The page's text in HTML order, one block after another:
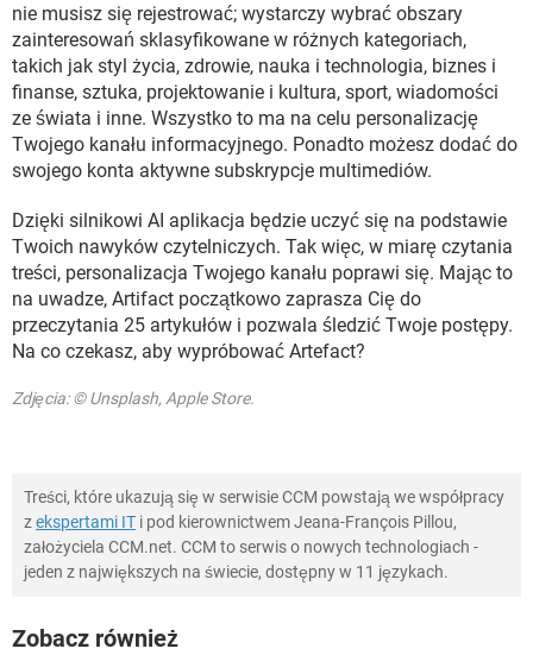
nie musisz się rejestrować; wystarczy wybrać obszary
zainteresowań sklasyfikowane w różnych kategoriach,
takich jak styl życia, zdrowie, nauka i technologia, biznes i
finanse, sztuka, projektowanie i kultura, sport, wiadomości
ze świata i inne. Wszystko to ma na celu personalizację
Twojego kanału informacyjnego. Ponadto możesz dodać do
swojego konta aktywne subskrypcje multimediów.
Dzięki silnikowi AI aplikacja będzie uczyć się na podstawie
Twoich nawyków czytelniczych. Tak więc, w miarę czytania
treści, personalizacja Twojego kanału poprawi się. Mając to
na uwadze, Artifact początkowo zaprasza Cię do
przeczytania 25 artykułów i pozwala śledzić Twoje postępy.
Na co czekasz, aby wypróbować Artefact?
Zdjęcia: © Unsplash, Apple Store.
Treści, które ukazują się w serwisie CCM powstają we współpracy
zekspertami IT i pod kierownictwem Jeana-François Pillou,
założyciela CCM.net. CCM to serwis o nowych technologiach -
jeden z największych na świecie, dostępny w 11 językach.
Zobacz również